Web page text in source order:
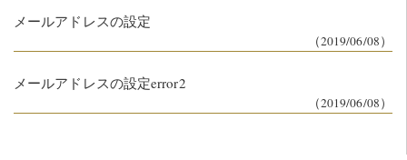
メールアドレスの設定
（2019/06/08）
メールアドレスの設定error2
（2019/06/08）